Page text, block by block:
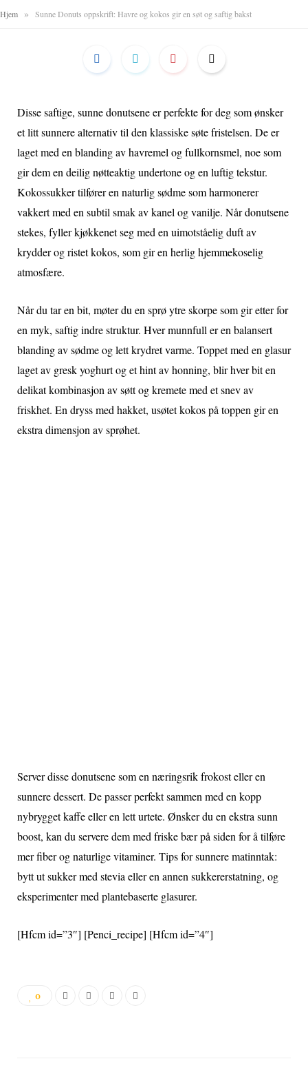
Hjem » Sunne Donuts oppskrift: Havre og kokos gir en søt og saftig bakst
Disse saftige, sunne donutsene er perfekte for deg som ønsker
et litt sunnere alternativ til den klassiske søte fristelsen. De er
laget med en blanding av havremel og fullkornsmel, noe som
gir dem en deilig nøtteaktig undertone og en luftig tekstur.
Kokossukker tilfører en naturlig sødme som harmonerer
vakkert med en subtil smak av kanel og vanilje. Når donutsene
stekes, fyller kjøkkenet seg med en uimotståelig duft av
krydder og ristet kokos, som gir en herlig hjemmekoselig
atmosfære.
Når du tar en bit, møter du en sprø ytre skorpe som gir etter for
en myk, saftig indre struktur. Hver munnfull er en balansert
blanding av sødme og lett krydret varme. Toppet med en glasur
laget av gresk yoghurt og et hint av honning, blir hver bit en
delikat kombinasjon av søtt og kremete med et snev av
friskhet. En dryss med hakket, usøtet kokos på toppen gir en
ekstra dimensjon av sprøhet.
Server disse donutsene som en næringsrik frokost eller en
sunnere dessert. De passer perfekt sammen med en kopp
nybrygget kaffe eller en lett urtete. Ønsker du en ekstra sunn
boost, kan du servere dem med friske bær på siden for å tilføre
mer fiber og naturlige vitaminer. Tips for sunnere matinntak:
bytt ut sukker med stevia eller en annen sukkererstatning, og
eksperimenter med plantebaserte glasurer.
[Hfcm id=”3″] [Penci_recipe] [Hfcm id=”4″]
0